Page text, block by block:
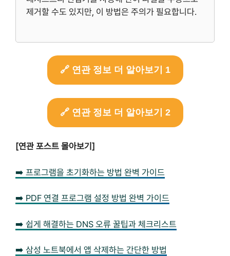
제거할 수도 있지만, 이 방법은 주의가 필요합니다.
🔗 연관 정보 더 알아보기 1
🔗 연관 정보 더 알아보기 2
[연관 포스트 몰아보기]
➡️ 프로그램을 초기화하는 방법 완벽 가이드
➡️ PDF 연결 프로그램 설정 방법 완벽 가이드
➡️ 쉽게 해결하는 DNS 오류 꿀팁과 체크리스트
➡️ 삼성 노트북에서 앱 삭제하는 간단한 방법